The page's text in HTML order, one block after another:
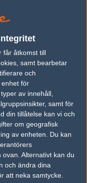
får åtkomst till
samt bearbetar
och
för
av innehåll,
samt för
din tillåtelse kan vi och
om geografisk
av enheten. Du kan
Alternativt kan du
och ändra dina
att neka samtycke.
0-0